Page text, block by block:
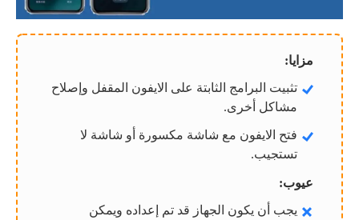
مزايا:
تثبيت البرامج الثابتة على الايفون المقفل وإصلاح
مشاكل أخرى.
فتح الايفون مع شاشة مكسورة أو شاشة لا
تستجيب.
عيوب:
يجب أن يكون الجهاز قد تم إعداده ويمكن